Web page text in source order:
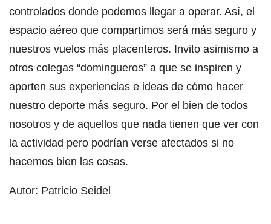
controlados donde podemos llegar a operar. Así, el
espacio aéreo que compartimos será más seguro y
nuestros vuelos más placenteros. Invito asimismo a
otros colegas “domingueros” a que se inspiren y
aporten sus experiencias e ideas de cómo hacer
nuestro deporte más seguro. Por el bien de todos
nosotros y de aquellos que nada tienen que ver con
la actividad pero podrían verse afectados si no
hacemos bien las cosas.
Autor: Patricio Seidel